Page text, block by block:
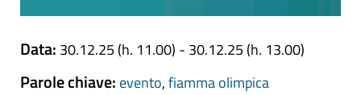
Data: 30.12.25 (h. 11.00) - 30.12.25 (h. 13.00)
Parole chiave: evento,fiamma olimpica